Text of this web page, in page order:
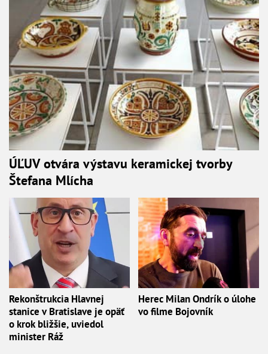
ÚĽUV otvára výstavu keramickej tvorby
Štefana Mlícha
Rekonštrukcia Hlavnej
stanice v Bratislave je opäť
o krok bližšie, uviedol
minister Ráž
Herec Milan Ondrík o úlohe
vo filme Bojovník